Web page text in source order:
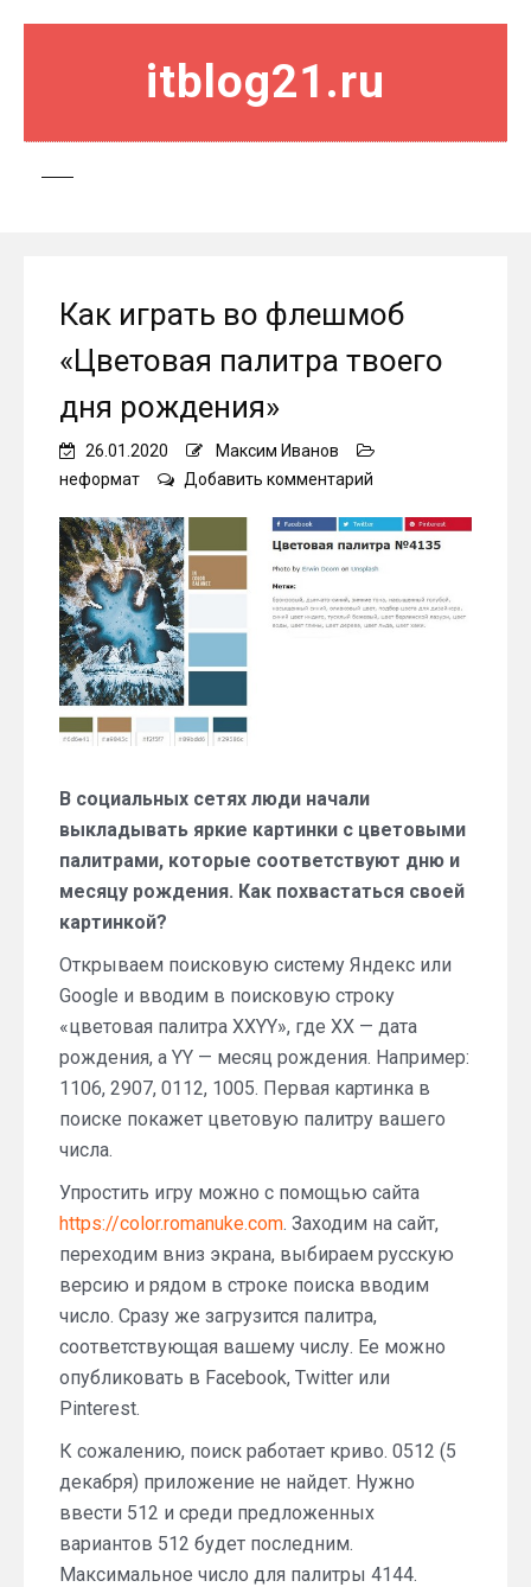
itblog21.ru
Как играть во флешмоб
«Цветовая палитра твоего
дня рождения»
26.01.2020
Максим Иванов
неформат
Добавить комментарий
играть
во
флешмоб
«Цветовая
палитра
В социальных сетях люди начали
выкладывать яркие картинки с цветовыми
палитрами, которые соответствуют дню и
месяцу рождения. Как похвастаться своей
картинкой?
Открываем поисковую систему Яндекс или
Google и вводим в поисковую строку
«цветовая палитра XXYY», где XX — дата
рождения, а YY — месяц рождения. Например:
1106, 2907, 0112, 1005. Первая картинка в
поиске покажет цветовую палитру вашего
числа.
Упростить игру можно с помощью сайта
https://color.romanuke.com. Заходим на сайт,
переходим вниз экрана, выбираем русскую
версию и рядом в строке поиска вводим
число. Сразу же загрузится палитра,
соответствующая вашему числу. Ее можно
опубликовать в Facebook, Twitter или
Pinterest.
К сожалению, поиск работает криво. 0512 (5
декабря) приложение не найдет. Нужно
ввести 512 и среди предложенных
вариантов 512 будет последним.
Максимальное число для палитры 4144.